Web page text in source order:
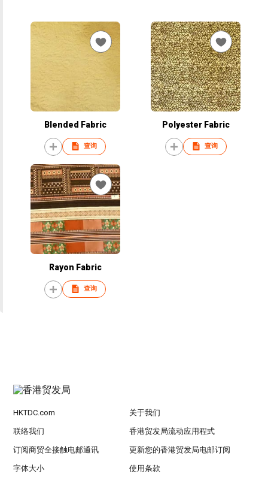
Blended Fabric
查询
Polyester Fabric
查询
Rayon Fabric
查询
HKTDC.com 关于我们
联络我们 香港贸发局流动应用程式
订阅商贸全接触电邮通讯 更新您的香港贸发局电邮订阅
字体大小 使用条款